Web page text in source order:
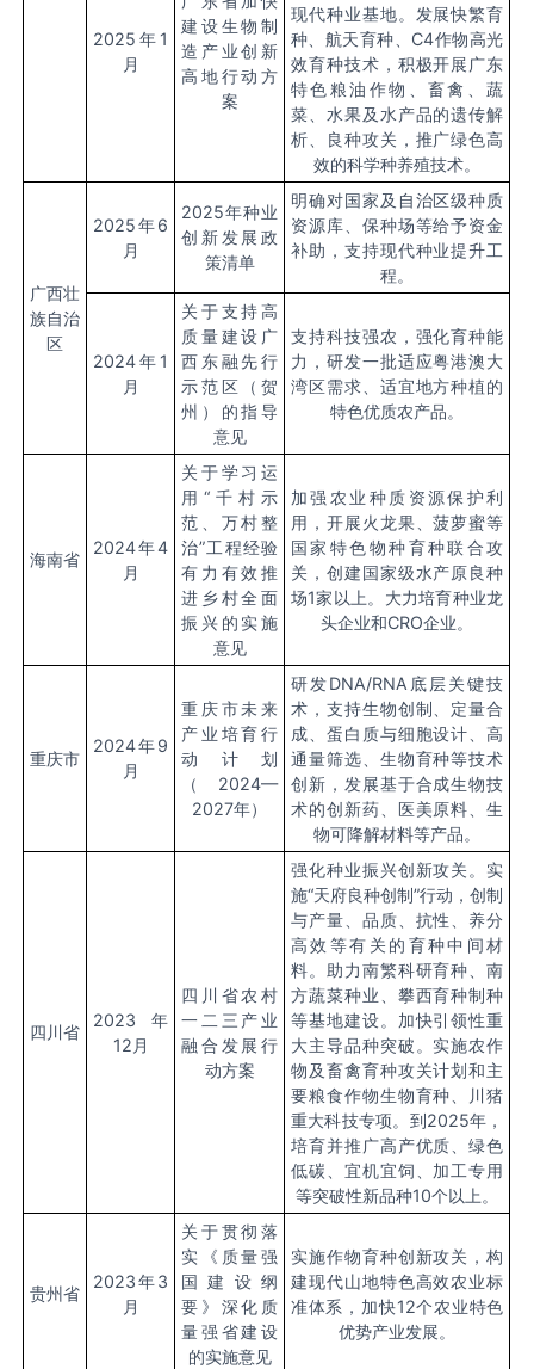
2025 年 1
月
建设生物制
造产业创新
高地行动方
案
现代种业基地。发展快繁育
种、航天育种、 C4作物高光
效育种技术，积极开展广东
特色粮油作物、畜禽、蔬
菜、水果及水产品的遗传解
析、良种攻关，推广绿色高
效的科学种养殖技术。
广西壮
族自治
区
2025年6
月
2025年种业
创新发展政
策清单
明确对国家及自治区级种质
资源库、保种场等给予资金
补助，支持现代种业提升工
程。
2024年 1
月
关于支持高
质量建设广
西东融先行
示范区（贺
州）的指导
意见
支持科技强农，强化育种能
力，研发一批适应粤港澳大
湾区需求、适宜地方种植的
特色优质农产品。
海南省
2024年4
月
关于学习运
用“千村示
范、万村整
治”工程经验
有力有效推
进乡村全面
振兴的实施
意见
加强农业种质资源保护利
用，开展火龙果、菠萝蜜等
国家特色物种育种联合攻
关，创建国家级水产原良种
场1家以上。大力培育种业龙
头企业和CRO企业。
重庆市
2024年9
月
重庆市未来
产业培育行
动计划
（ 2024—
2027年）
研发DNA/RNA 底层关键技
术，支持生物创制、定量合
成、蛋白质与细胞设计、高
通量筛选、生物育种等技术
创新，发展基于合成生物技
术的创新药、医美原料、生
物可降解材料等产品。
四川省
2023 年
12月
四川省农村
一二三产业
融合发展行
动方案
强化种业振兴创新攻关。实
施“天府良种创制”行动，创制
与产量、品质、抗性、养分
高效等有关的育种中间材
料。助力南繁科研育种、南
方蔬菜种业、攀西育种制种
等基地建设。加快引领性重
大主导品种突破。实施农作
物及畜禽育种攻关计划和主
要粮食作物生物育种、川猪
重大科技专项。到 2025年，
培育并推广高产优质、绿色
低碳、宜机宜饲、加工专用
等突破性新品种10个以上。
贵州省
2023年3
月
关于贯彻落
实《质量强
国建设纲
要》深化质
量强省建设
的实施意见
实施作物育种创新攻关，构
建现代山地特色高效农业标
准体系，加快12个农业特色
优势产业发展。